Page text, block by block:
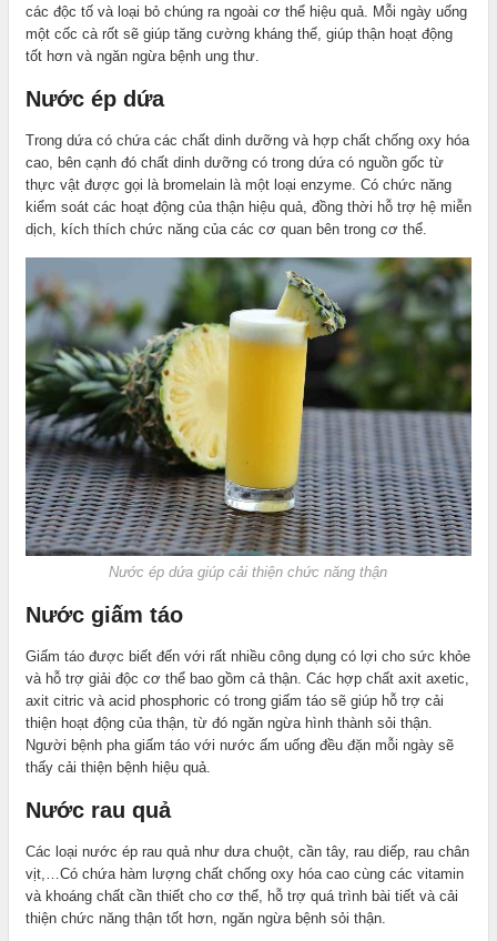
các độc tố và loại bỏ chúng ra ngoài cơ thể hiệu quả. Mỗi ngày uống
một cốc cà rốt sẽ giúp tăng cường kháng thể, giúp thận hoạt động
tốt hơn và ngăn ngừa bệnh ung thư.
Nước ép dứa
Trong dứa có chứa các chất dinh dưỡng và hợp chất chống oxy hóa
cao, bên cạnh đó chất dinh dưỡng có trong dứa có nguồn gốc từ
thực vật được gọi là bromelain là một loại enzyme. Có chức năng
kiểm soát các hoạt động của thận hiệu quả, đồng thời hỗ trợ hệ miễn
dịch, kích thích chức năng của các cơ quan bên trong cơ thể.
Nước ép dứa giúp cải thiện chức năng thận
Nước giấm táo
Giấm táo được biết đến với rất nhiều công dụng có lợi cho sức khỏe
và hỗ trợ giải độc cơ thể bao gồm cả thận. Các hợp chất axit axetic,
axit citric và acid phosphoric có trong giấm táo sẽ giúp hỗ trợ cải
thiện hoạt động của thận, từ đó ngăn ngừa hình thành sỏi thận.
Người bệnh pha giấm táo với nước ấm uống đều đặn mỗi ngày sẽ
thấy cải thiện bệnh hiệu quả.
Nước rau quả
Các loại nước ép rau quả như dưa chuột, cần tây, rau diếp, rau chân
vịt,…Có chứa hàm lượng chất chống oxy hóa cao cùng các vitamin
và khoáng chất cần thiết cho cơ thể, hỗ trợ quá trình bài tiết và cải
thiện chức năng thận tốt hơn, ngăn ngừa bệnh sỏi thận.